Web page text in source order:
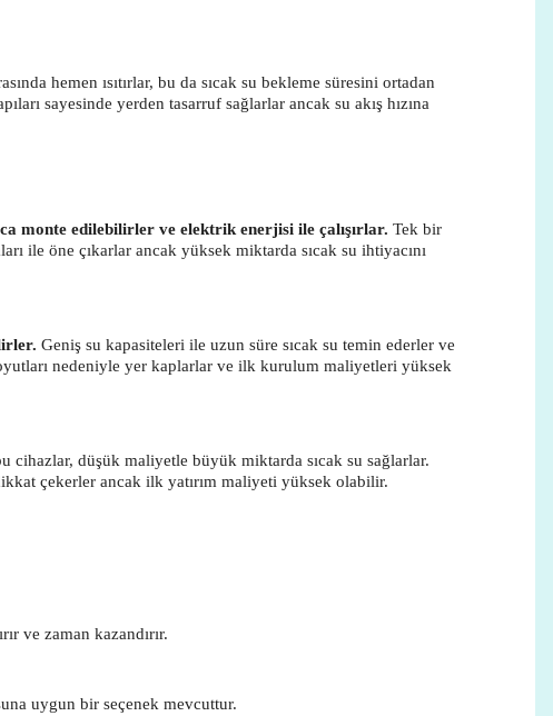
hemen ısıtırlar, bu da sıcak su bekleme süresini ortadan
sayesinde yerden tasarruf sağlarlar ancak su akış hızına
monte edilebilirler ve elektrik enerjisi ile çalışırlar. Tek bir
ile öne çıkarlar ancak yüksek miktarda sıcak su ihtiyacını
Geniş su kapasiteleri ile uzun süre sıcak su temin ederler ve
nedeniyle yer kaplarlar ve ilk kurulum maliyetleri yüksek
düşük maliyetle büyük miktarda sıcak su sağlarlar.
çekerler ancak ilk yatırım maliyeti yüksek olabilir.
ve zaman kazandırır.
uygun bir seçenek mevcuttur.